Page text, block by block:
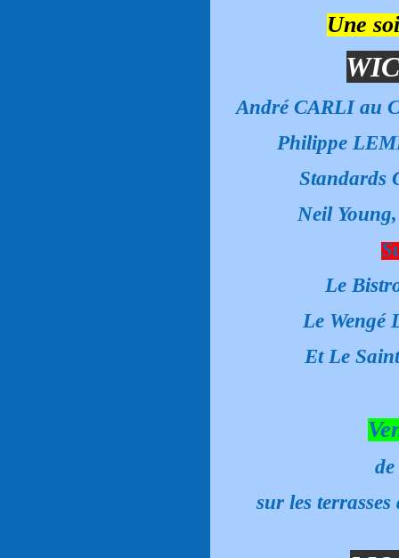
Une
André CARLI au
Philippe
Standards
Neil
Le
Le Wengé
Et Le
sur les